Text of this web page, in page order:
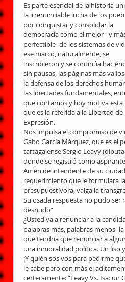
Es parte esencial de la historia
la irrenunciable lucha de los
por conquistar y consolidar la
democracia como el mejor –y
perfectible- de los sistemas de
ese marco, naturalmente, se
inscribieron y se continúa
sin pausas, las páginas más
la defensa de los derechos
las libertades fundamentales,
que contamos y hoy motiva esta
que es la referida a la Libertad de
Expresión.
Nos impulsa el compromiso de
Gabo García Márquez, que es
tartagalense Sergio Leavy
donde se registró como
Amén de intendente de su
requerimiento que le formulara
presupuestívora, valga la
Su osada respuesta no pudo
desnudo”
¿Usted va a renunciar a la
palabras más, palabras menos-
que tendría que renunciar a
una inmoralidad política. Un liso
¡Y quién sos vos para pedirme
le cabe pero con más el
certeramente: “Leavy Vs. Isa: un